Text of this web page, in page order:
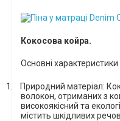
Кокосова койра.
Основні
1.
Природний матеріал:
волокон, отриманих з
високоякісний та
містить шкідливих